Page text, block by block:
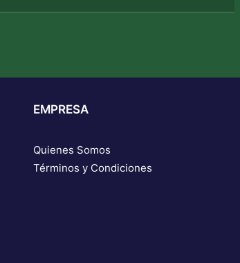
EMPRESA
Quienes Somos
Términos y Condiciones